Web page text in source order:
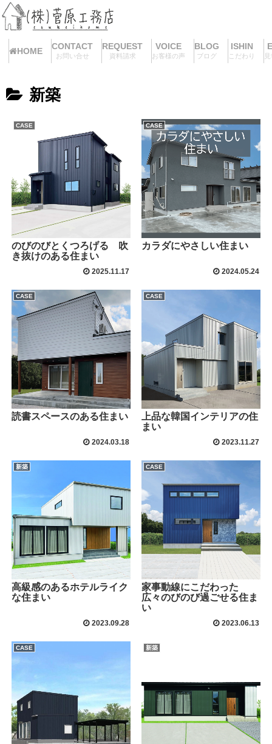
HOME CONTACT
お問い合せ
REQUEST
資料請求
VOICE
お客様の声
BLOG
ブログ
ISHIN
こだわり
新築
CASE
のびのびとくつろげる 吹
き抜けのある住まい
2025.11.17
CASE
カラダにやさしい住まい
2024.05.24
CASE
読書スペースのある住まい
2024.03.18
CASE
上品な韓国インテリアの住
まい
2023.11.27
新築
高級感のあるホテルライク
な住まい
2023.09.28
CASE
家事動線にこだわった
広々のびのび過ごせる住ま
い
2023.06.13
CASE 新築